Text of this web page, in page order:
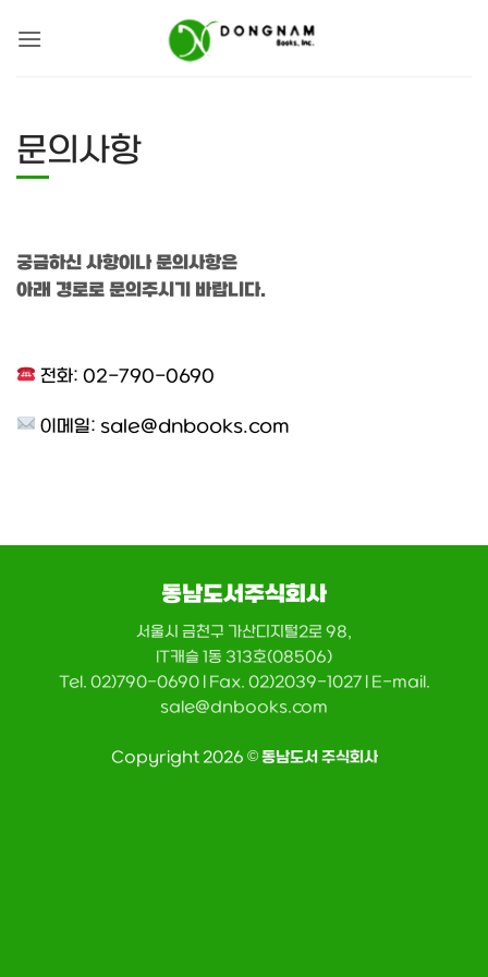
to
문의사항
궁금하신 사항이나 문의사항은
아래 경로로 문의주시기 바랍니다.
전화: 02-790-0690
이메일: sale@dnbooks.com
동남도서주식회사
서울시 금천구 가산디지털2로 98,
IT캐슬 1동 313호(08506)
Tel. 02)790-0690 | Fax. 02)2039-1027 | E-mail.
sale@dnbooks.com
Copyright 2026 ©동남도서 주식회사